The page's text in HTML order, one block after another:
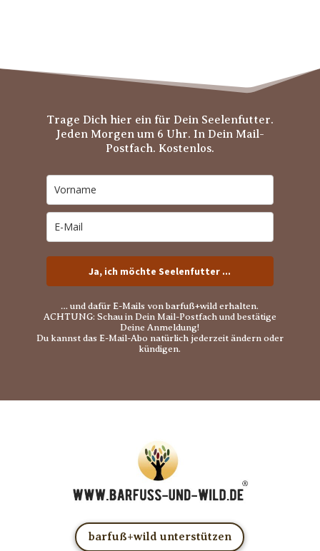
Trage Dich hier ein für Dein Seelenfutter.
Jeden Morgen um 6 Uhr. In Dein Mail-
Postfach. Kostenlos.
Ja, ich möchte Seelenfutter ...
… und dafür E-Mails von barfuß+wild erhalten.
ACHTUNG: Schau in Dein Mail-Postfach und bestätige
Deine Anmeldung!
Du kannst das E-Mail-Abo natürlich jederzeit ändern oder
kündigen.
barfuß+wild unterstützen